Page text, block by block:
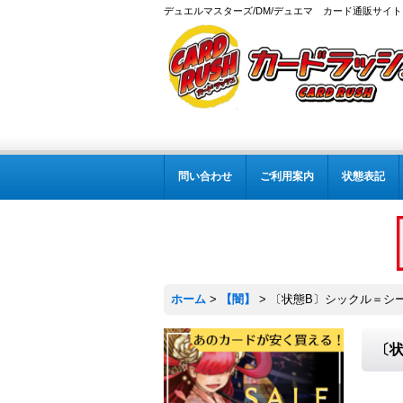
デュエルマスターズ/DM/デュエマ カード通販サイト
問い合わせ ご利用案内 状態表記
ホーム > 【闇】 > 〔状態B〕シックル＝シ
〔